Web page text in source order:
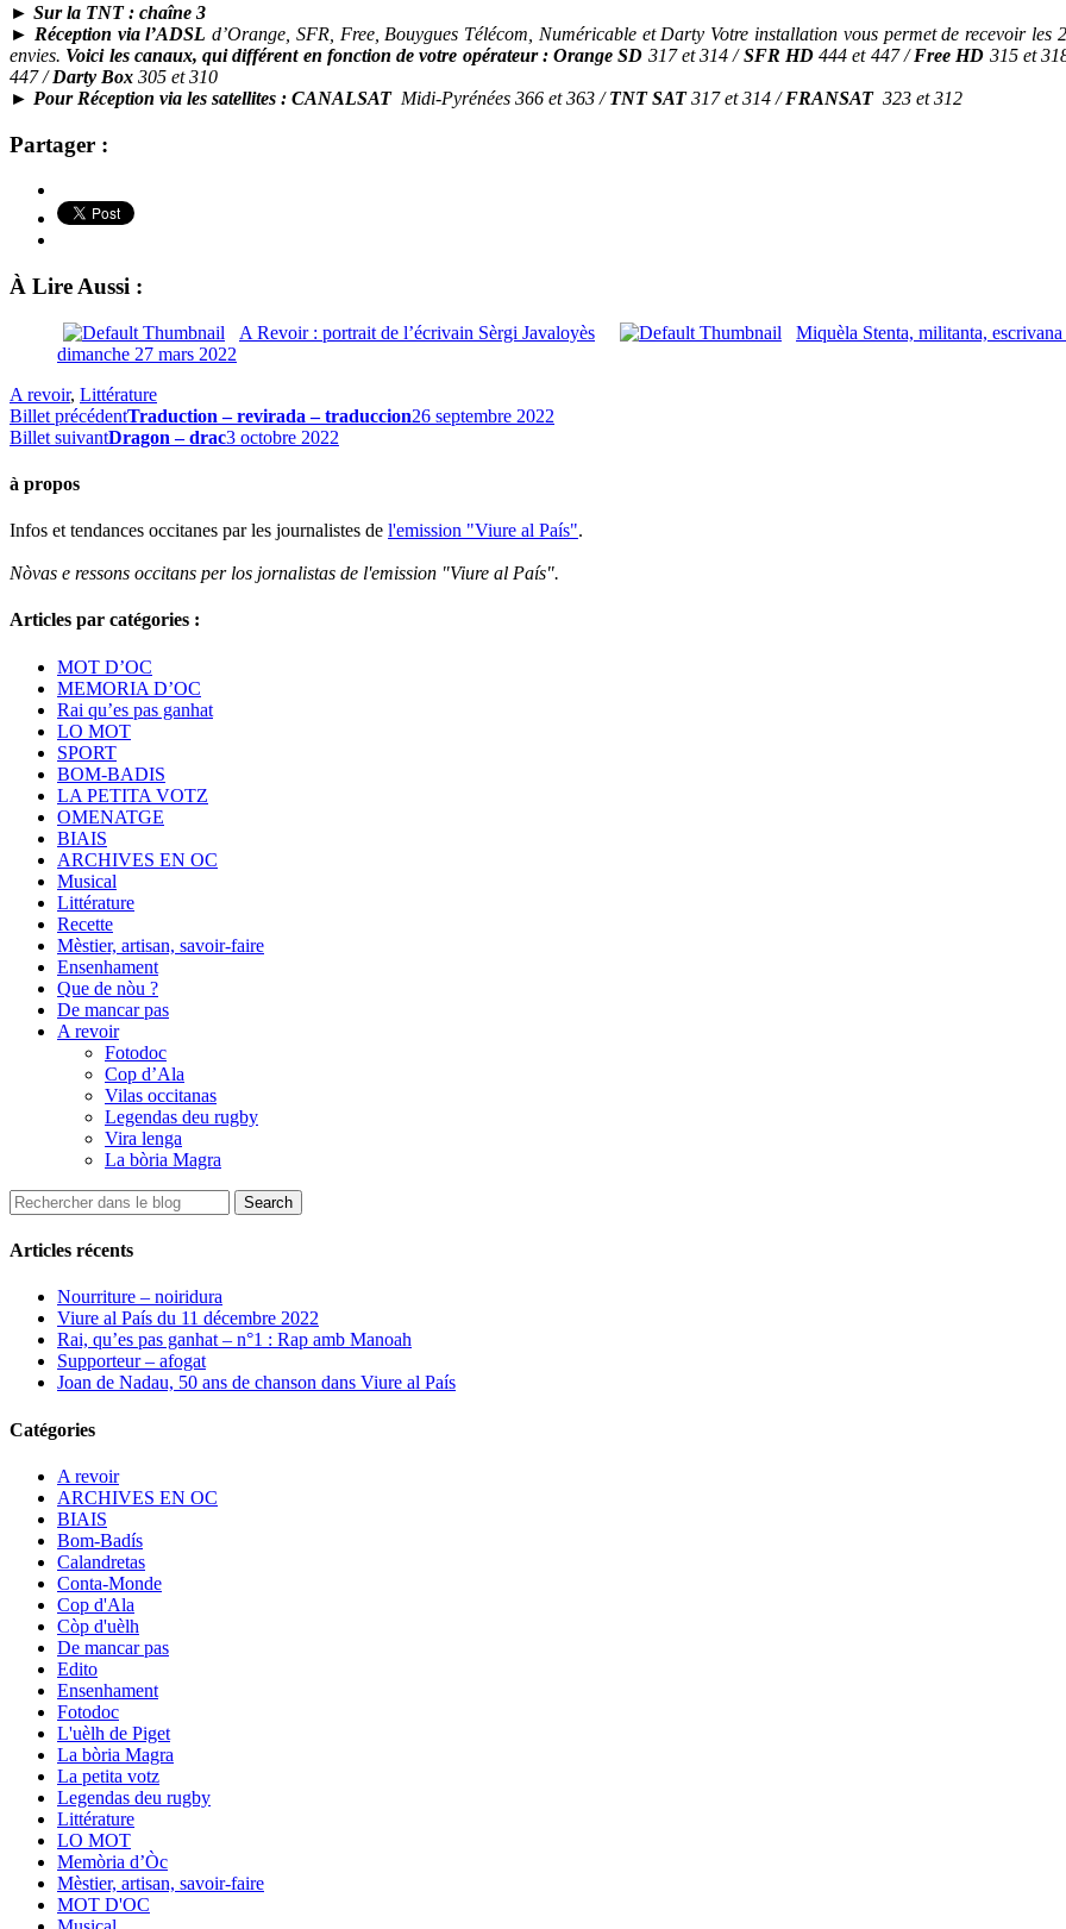
► Sur la TNT : chaîne 3
► Réception via l’ADSL d’Orange, SFR, Free, Bouygues Télécom, Numéricable et Darty Votre installation vous permet de recevoir
envies. Voici les canaux, qui différent en fonction de votre opérateur : Orange SD 317 et 314 /SFR HD444 et 447 /Free HD 315 et
447 /Darty Box 305 et 310
► Pour Réception via les satellites : CANALSAT Midi-Pyrénées 366 et 363 /TNT SAT317 et 314 /FRANSAT323 et 312
Partager :
À Lire Aussi :
A Revoir : portrait de l’écrivain Sèrgi Javaloyès Miquèla Stenta, militanta, escrivana
dimanche 27 mars 2022
A revoir, Littérature
Billet précédentTraduction – revirada – traduccion26 septembre 2022
Billet suivantDragon – drac3 octobre 2022
à propos
Infos et tendances occitanes par les journalistes de l'emission "Viure al País".
Nòvas e ressons occitans per los jornalistas de l'emission "Viure al País".
Articles par catégories :
MOT D’OC
MEMORIA D’OC
Rai qu’es pas ganhat
LO MOT
SPORT
BOM-BADIS
LA PETITA VOTZ
OMENATGE
BIAIS
ARCHIVES EN OC
Musical
Littérature
Recette
Mèstier, artisan, savoir-faire
Ensenhament
Que de nòu ?
De mancar pas
A revoir
Fotodoc
Cop d’Ala
Vilas occitanas
Legendas deu rugby
Vira lenga
La bòria Magra
Articles récents
Nourriture – noiridura
Viure al País du 11 décembre 2022
Rai, qu’es pas ganhat – n°1 : Rap amb Manoah
Supporteur – afogat
Joan de Nadau, 50 ans de chanson dans Viure al País
Catégories
A revoir
ARCHIVES EN OC
BIAIS
Bom-Badís
Calandretas
Conta-Monde
Cop d'Ala
Còp d'uèlh
De mancar pas
Edito
Ensenhament
Fotodoc
L'uèlh de Piget
La bòria Magra
La petita votz
Legendas deu rugby
Littérature
LO MOT
Memòria d’Òc
Mèstier, artisan, savoir-faire
MOT D'OC